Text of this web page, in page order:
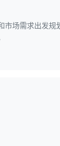
市场需求出发规